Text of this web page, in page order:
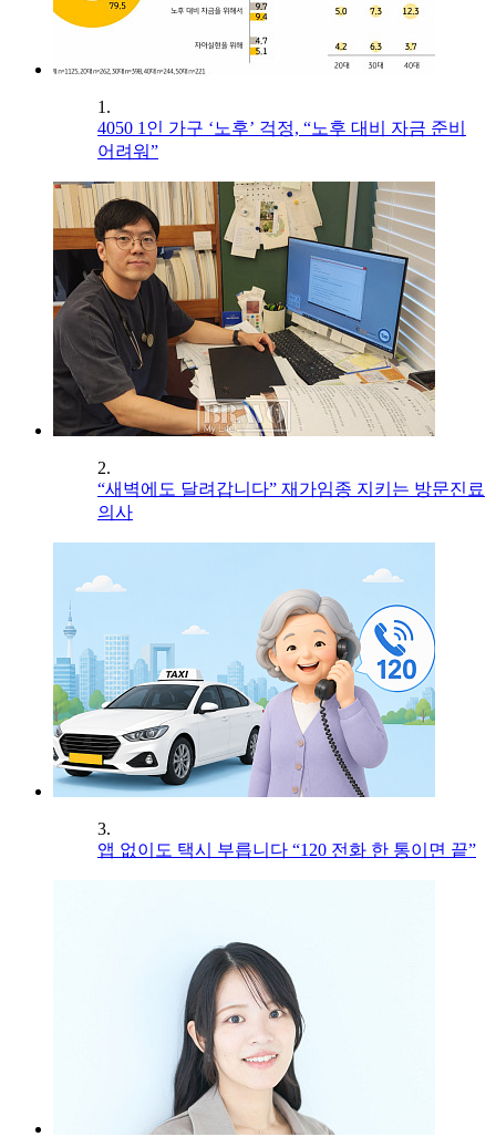
1.
4050 1인 가구 ‘노후’ 걱정, “노후 대비 자금 준비
어려워”
2.
“새벽에도 달려갑니다” 재가임종 지키는 방문진료
의사
3.
앱 없이도 택시 부릅니다 “120 전화 한 통이면 끝”